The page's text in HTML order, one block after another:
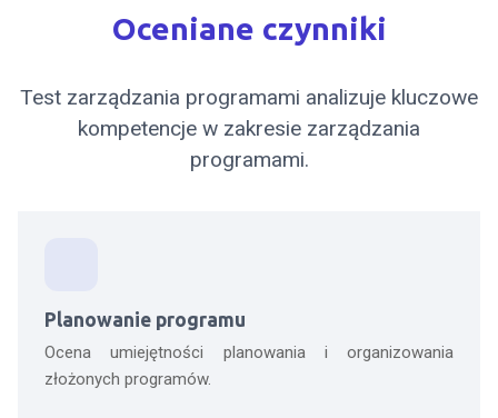
Oceniane czynniki
Test zarządzania programami analizuje kluczowe
kompetencje w zakresie zarządzania
programami.
Planowanie programu
Ocena umiejętności planowania i organizowania
złożonych programów.